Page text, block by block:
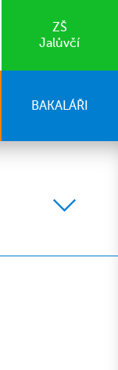
ZŠ
Jalůvčí
BAKALÁŘI